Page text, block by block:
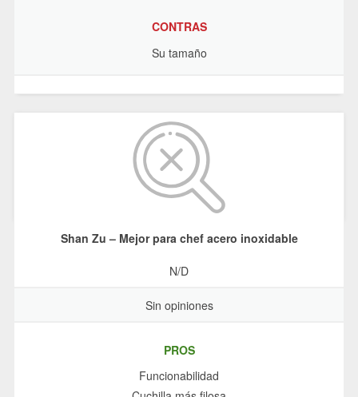
CONTRAS
Su tamaño
Shan Zu – Mejor para chef acero inoxidable
N/D
Sin opiniones
PROS
Funcionabilidad